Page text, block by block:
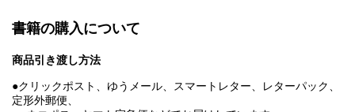
書籍の購入について
商品引き渡し方法
●クリックポスト、ゆうメール、スマートレター、レターパック、
定形外郵便、